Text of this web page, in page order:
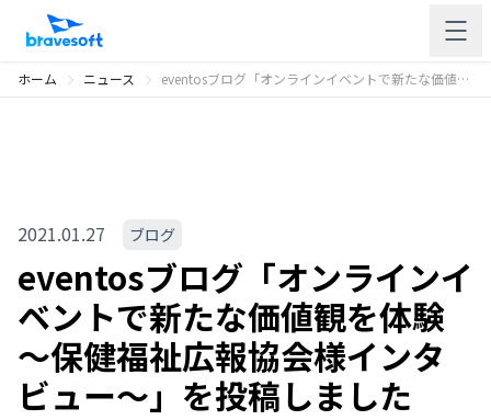
ホーム ニュース eventosブログ「オンラインイベントで新たな価値観を体験 〜保健福祉広報協会様インタビュー〜」を投稿しました
2021.01.27 ブログ
eventosブログ「オンラインイ
ベントで新たな価値観を体験
〜保健福祉広報協会様インタ
ビュー〜」を投稿しました